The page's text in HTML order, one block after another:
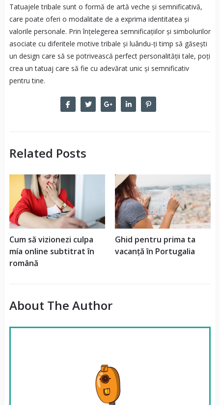
Tatuajele tribale sunt o formă de artă veche și semnificativă,
care poate oferi o modalitate de a exprima identitatea și
valorile personale. Prin înțelegerea semnificațiilor și simbolurilor
asociate cu diferitele motive tribale și luându-ți timp să găsești
un design care să se potrivească perfect personalității tale, poți
crea un tatuaj care să fie cu adevărat unic și semnificativ
pentru tine.
Related Posts
Cum să vizionezi culpa
mía online subtitrat în
română
Ghid pentru prima ta
vacanță în Portugalia
About The Author